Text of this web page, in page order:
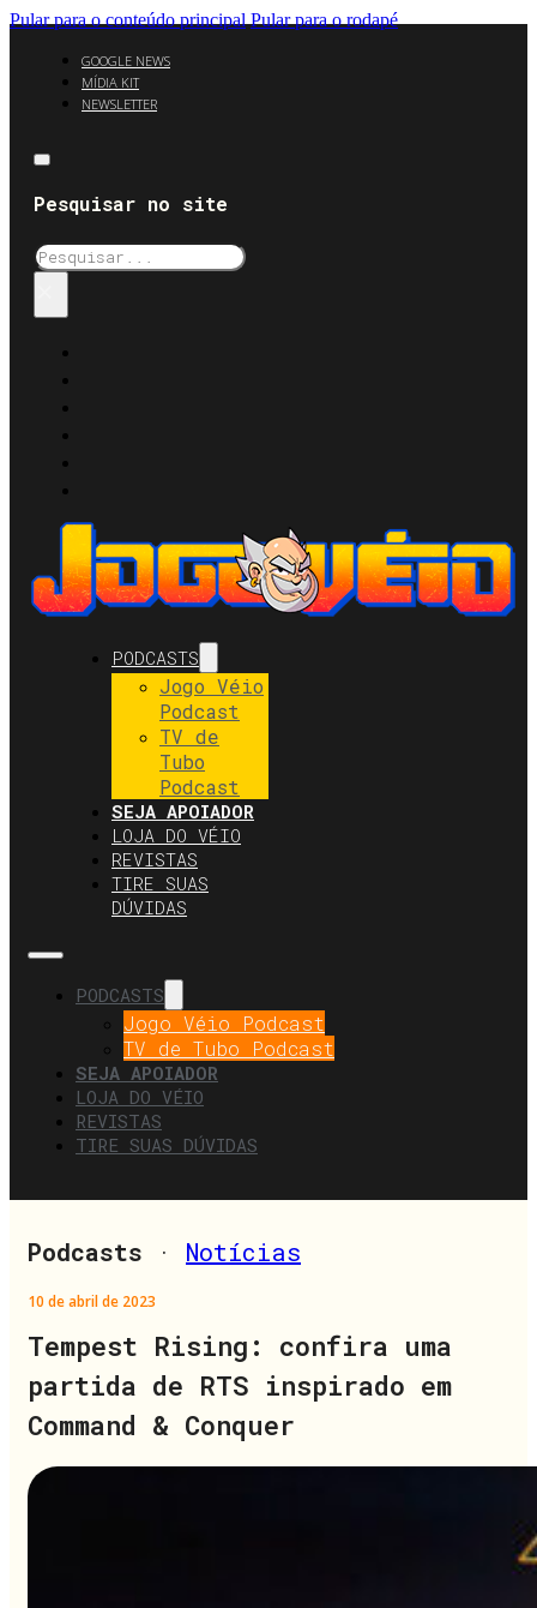
Pular para o conteúdo principal Pular para o rodapé
GOOGLE NEWS
MÍDIA KIT
NEWSLETTER
Pesquisar no site
Pesquisar
PODCASTS
Jogo Véio
Podcast
TV de
Tubo
Podcast
SEJA APOIADOR
LOJA DO VÉIO
REVISTAS
TIRE SUAS
DÚVIDAS
PODCASTS
Jogo Véio Podcast
TV de Tubo Podcast
SEJA APOIADOR
LOJA DO VÉIO
REVISTAS
TIRE SUAS DÚVIDAS
Podcasts · Notícias
10 de abril de 2023
Tempest Rising: confira uma
partida de RTS inspirado em
Command & Conquer